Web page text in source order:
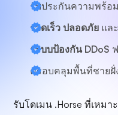
รับประกันความพร้อ
รวดเร็ว ปลอดภัย และ
ระบบป้องกัน DDoS
ครอบคลุมพื้นที่ชายฝั่
รับโดเมน .Horse ที่เหม